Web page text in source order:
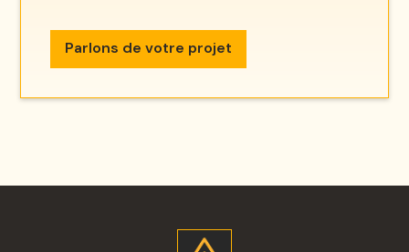
Parlons de votre projet
Parlons de votre projet